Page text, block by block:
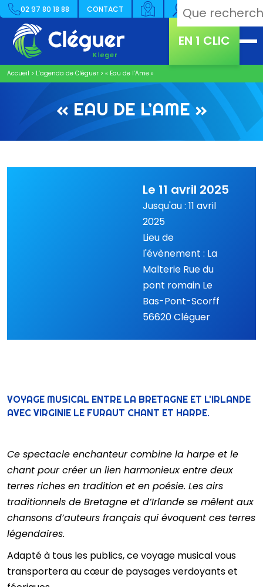
02 97 80 18 88 CONTACT
EN 1 CLIC
Accueil > L’agenda de Cléguer > « Eau de l’Ame »
« EAU DE L’AME »
Le 11 avril 2025
Jusqu'au : 11 avril
2025
Lieu de
l'évènement : La
Malterie Rue du
pont romain Le
Bas-Pont-Scorff
56620 Cléguer
VOYAGE MUSICAL ENTRE LA BRETAGNE ET L'IRLANDE
AVEC VIRGINIE LE FURAUT CHANT ET HARPE.
Ce spectacle enchanteur combine la harpe et le
chant pour créer un lien harmonieux entre deux
terres riches en tradition et en poésie. Les airs
traditionnels de Bretagne et d’Irlande se mêlent aux
chansons d’auteurs français qui évoquent ces terres
légendaires.
Adapté à tous les publics, ce voyage musical vous
transportera au cœur de paysages verdoyants et